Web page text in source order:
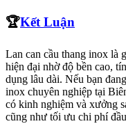
🏆Kết Luận
Lan can cầu thang inox là
hiện đại nhờ độ bền cao,
dụng lâu dài. Nếu bạn
inox chuyên nghiệp tại
có kinh nghiệm và xưởng
cũng như tối ưu chi phí